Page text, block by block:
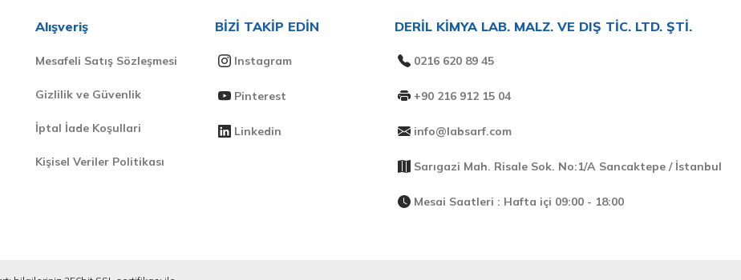
Alışveriş
Mesafeli Satış Sözleşmesi
Gizlilik ve Güvenlik
İptal İade Koşullari
Kişisel Veriler Politikası
BİZİ TAKİP EDİN
Instagram
Pinterest
Linkedin
DERİL KİMYA LAB. MALZ. VE DIŞ TİC. LTD. ŞTİ.
0216 620 89 45
+90 216 912 15 04
info@labsarf.com
Sarıgazi Mah. Risale Sok. No:1/A Sancaktepe / İstanbul
Mesai Saatleri : Hafta içi 09:00 - 18:00